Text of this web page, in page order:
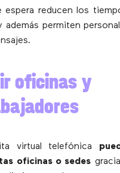
espera reducen los
además permiten
oficinas y
virtual telefónica
oficinas o sedes